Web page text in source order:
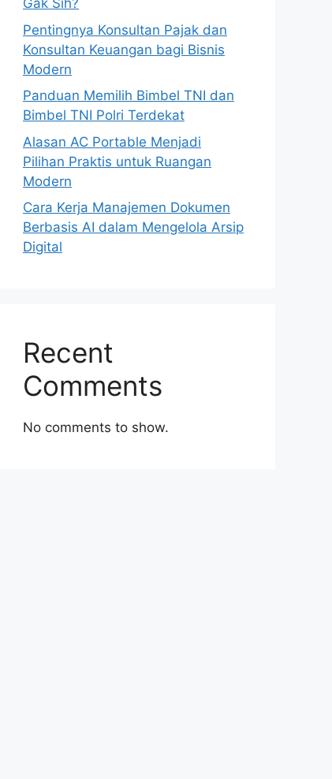
Gak Sih?
Pentingnya Konsultan Pajak dan
Konsultan Keuangan bagi Bisnis
Modern
Panduan Memilih Bimbel TNI dan
Bimbel TNI Polri Terdekat
Alasan AC Portable Menjadi
Pilihan Praktis untuk Ruangan
Modern
Cara Kerja Manajemen Dokumen
Berbasis AI dalam Mengelola Arsip
Digital
Recent
Comments
No comments to show.